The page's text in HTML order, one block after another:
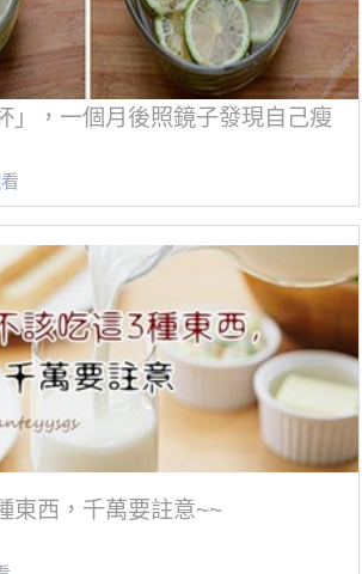
」，一個月後照鏡子發現自己瘦
東西，千萬要註意~~